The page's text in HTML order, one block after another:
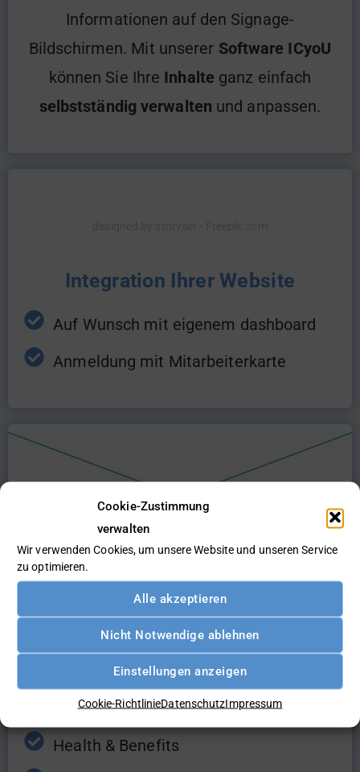
Cookie-Zustimmung
verwalten
Wir verwenden Cookies, um unsere Website und unseren Service
zu optimieren.
Alle akzeptieren
Nicht Notwendige ablehnen
Einstellungen anzeigen
Cookie-RichtlinieDatenschutzImpressum
Informationen auf den Signage-
Bildschirmen. Mit unserer Software ICyoU
können Sie Ihre Inhalte ganz einfach
selbstständig verwalten und anpassen.
Integration Ihrer Website
Auf Wunsch mit eigenem dashboard
Anmeldung mit Mitarbeiterkarte
designed by storyset - Freepik.com
Als Arbeitgeber
Gesicherter Zugang zum Intranet des
Unternehmens
Health & Benefits